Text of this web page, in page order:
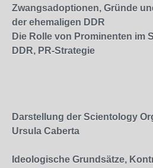
Zwangsadoptionen, Gründe
der ehemaligen DDR
Die Rolle von Prominenten im
DDR, PR-Strategie
Darstellung der Scientology
Ursula Caberta
Ideologische Grundsätze,